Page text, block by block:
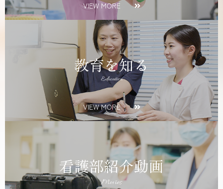
VIEW MORE
教育を知る
Education
VIEW MORE
看護部紹介動画
Movies